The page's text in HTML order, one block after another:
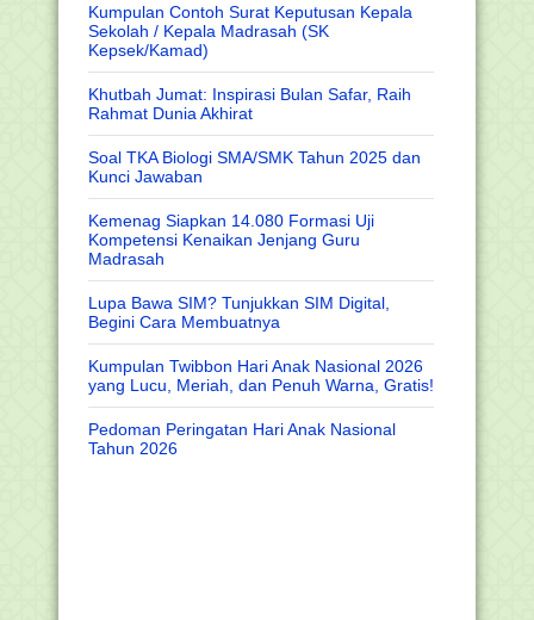
Kumpulan Contoh Surat Keputusan Kepala
Sekolah / Kepala Madrasah (SK
Kepsek/Kamad)
Khutbah Jumat: Inspirasi Bulan Safar, Raih
Rahmat Dunia Akhirat
Soal TKA Biologi SMA/SMK Tahun 2025 dan
Kunci Jawaban
Kemenag Siapkan 14.080 Formasi Uji
Kompetensi Kenaikan Jenjang Guru
Madrasah
Lupa Bawa SIM? Tunjukkan SIM Digital,
Begini Cara Membuatnya
Kumpulan Twibbon Hari Anak Nasional 2026
yang Lucu, Meriah, dan Penuh Warna, Gratis!
Pedoman Peringatan Hari Anak Nasional
Tahun 2026